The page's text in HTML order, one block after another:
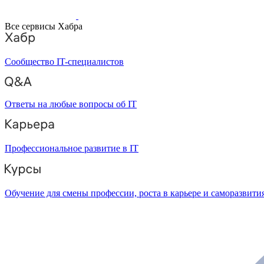
Все сервисы Хабра
Сообщество IT-специалистов
Ответы на любые вопросы об IT
Профессиональное развитие в IT
Обучение для смены профессии, роста в карьере и